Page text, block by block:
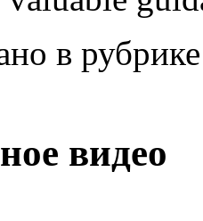
в
видео